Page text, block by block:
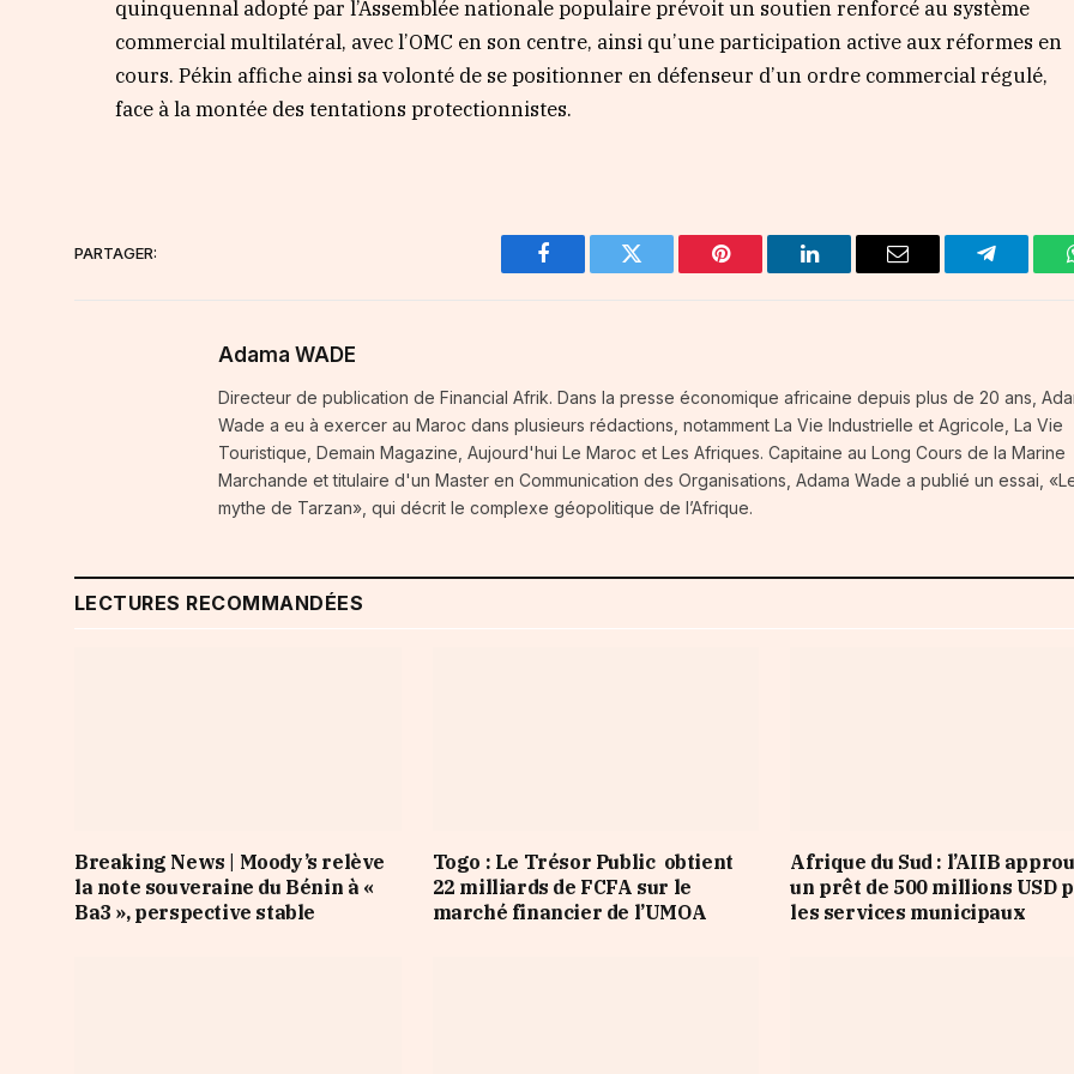
quinquennal adopté par l’Assemblée nationale populaire prévoit un soutien renforcé au système
commercial multilatéral, avec l’OMC en son centre, ainsi qu’une participation active aux réformes en
cours. Pékin affiche ainsi sa volonté de se positionner en défenseur d’un ordre commercial régulé,
face à la montée des tentations protectionnistes.
PARTAGER:
Facebook Twitter Pinterest LinkedIn Email Telegram
Adama WADE
Directeur de publication de Financial Afrik. Dans la presse économique africaine depuis plus de 20 ans,
Wade a eu à exercer au Maroc dans plusieurs rédactions, notamment La Vie Industrielle et Agricole, La Vie
Touristique, Demain Magazine, Aujourd'hui Le Maroc et Les Afriques. Capitaine au Long Cours de la Marine
Marchande et titulaire d'un Master en Communication des Organisations, Adama Wade a publié un essai,
mythe de Tarzan», qui décrit le complexe géopolitique de l’Afrique.
LECTURES RECOMMANDÉES
Breaking News | Moody’s relève
la note souveraine du Bénin à «
Ba3 », perspective stable
Togo : Le Trésor Public obtient
22 milliards de FCFA sur le
marché financier de l’UMOA
Afrique du Sud : l’AIIB
un prêt de 500 millions USD
les services municipaux